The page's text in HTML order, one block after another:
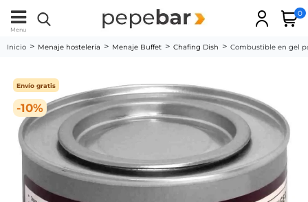
Menu
0
Inicio Menaje hostelería Menaje Buffet Chafing Dish Combustible en gel
-10%
Envío gratis